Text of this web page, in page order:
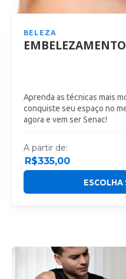
BELEZA
Aprenda as técnicas mais
conquiste seu espaço no
agora e vem ser Senac!
A partir de:
R$335,00
ESCOLHA